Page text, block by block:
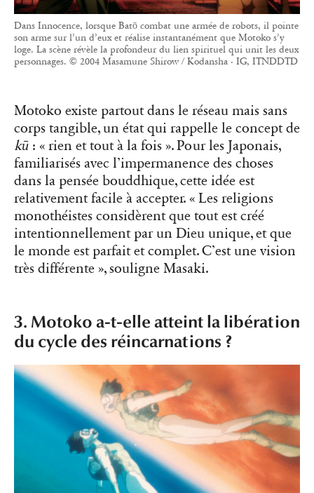
Dans Innocence, lorsque Batō combat une armée de robots, il pointe
son arme sur l’un d’eux et réalise instantanément que Motoko s’y
loge. La scène révèle la profondeur du lien spirituel qui unit les deux
personnages. © 2004 Masamune Shirow / Kodansha · IG, ITNDDTD
Motoko existe partout dans le réseau mais sans
corps tangible, un état qui rappelle le concept de
kū : « rien et tout à la fois ». Pour les Japonais,
familiarisés avec l’impermanence des choses
dans la pensée bouddhique, cette idée est
relativement facile à accepter. « Les religions
monothéistes considèrent que tout est créé
intentionnellement par un Dieu unique, et que
le monde est parfait et complet. C’est une vision
très différente », souligne Masaki.
3. Motoko a-t-elle atteint la libération
du cycle des réincarnations ?